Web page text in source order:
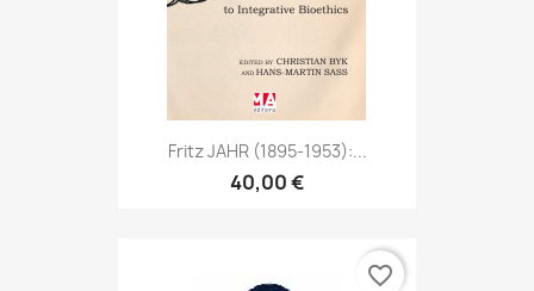
Fritz JAHR (1895-1953):...
40,00 €
favorite_border